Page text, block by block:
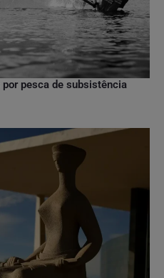
pesca de subsistência